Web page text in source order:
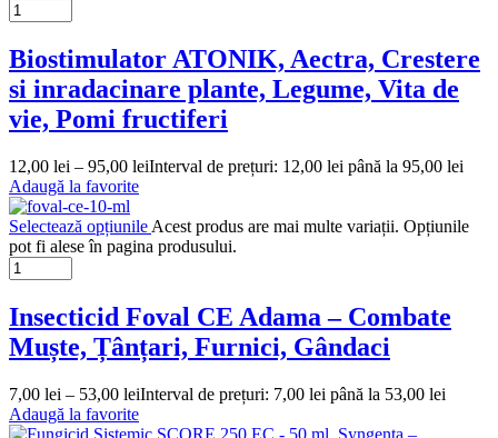
Biostimulator ATONIK, Aectra, Crestere
si inradacinare plante, Legume, Vita de
vie, Pomi fructiferi
12,00 lei – 95,00 leiInterval de prețuri: 12,00 lei până la 95,00 lei
Adaugă la favorite
Selectează opțiunile Acest produs are mai multe variații. Opțiunile
pot fi alese în pagina produsului.
Insecticid Foval CE Adama – Combate
Muște, Țânțari, Furnici, Gândaci
7,00 lei – 53,00 leiInterval de prețuri: 7,00 lei până la 53,00 lei
Adaugă la favorite